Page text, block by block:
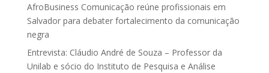
AfroBusiness Comunicação reúne profissionais em
Salvador para debater fortalecimento da comunicação
negra
Entrevista: Cláudio André de Souza – Professor da
Unilab e sócio do Instituto de Pesquisa e Análise